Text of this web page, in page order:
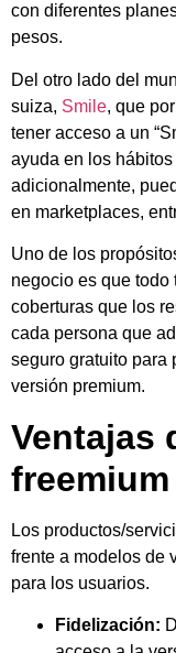
con diferentes
pesos.
Del otro lado del
suiza, Smile, que
tener acceso a un
ayuda en los
adicionalmente,
en marketplaces,
Uno de los
negocio es que todo
coberturas que los
cada persona que
seguro gratuito para
versión premium.
Ventajas
freemium
Los productos/
frente a modelos de
para los usuarios.
Fidelización: